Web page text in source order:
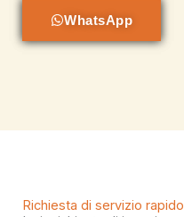
WhatsApp
Richiesta di servizio rapido